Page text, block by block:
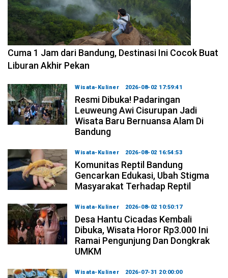
2026-08-07 15:00:00
Cuma 1 Jam dari Bandung, Destinasi Ini Cocok Buat
Liburan Akhir Pekan
Wisata-Kuliner 2026-08-02 17:59:41
Resmi Dibuka! Padaringan
Leuweung Awi Cisurupan Jadi
Wisata Baru Bernuansa Alam Di
Bandung
Wisata-Kuliner 2026-08-02 16:54:53
Komunitas Reptil Bandung
Gencarkan Edukasi, Ubah Stigma
Masyarakat Terhadap Reptil
Wisata-Kuliner 2026-08-02 10:50:17
Desa Hantu Cicadas Kembali
Dibuka, Wisata Horor Rp3.000 Ini
Ramai Pengunjung Dan Dongkrak
UMKM
Wisata-Kuliner 2026-07-31 20:00:00